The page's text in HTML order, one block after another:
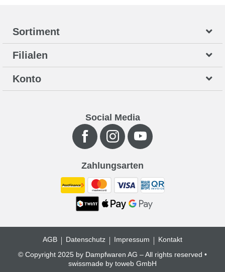
Sortiment
Filialen
Konto
Social Media
Zahlungsarten
© Copyright 2025 by Dampfwaren AG – All rights reserved •
swissmade by toweb GmbH
AGB Datenschutz Impressum Kontakt